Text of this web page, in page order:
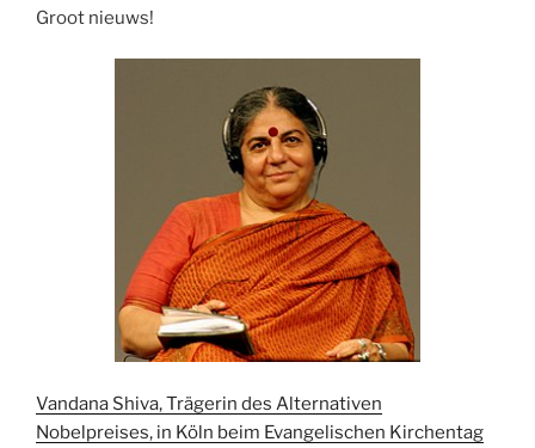
Groot nieuws!
Vandana Shiva, Trägerin des Alternativen
Nobelpreises, in Köln beim Evangelischen Kirchentag